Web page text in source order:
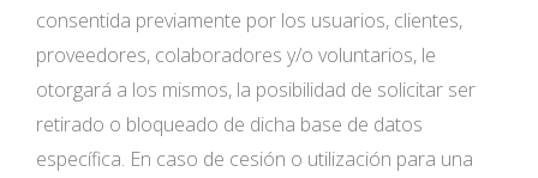
consentida previamente por los usuarios, clientes,
proveedores, colaboradores y/o voluntarios, le
otorgará a los mismos, la posibilidad de solicitar ser
retirado o bloqueado de dicha base de datos
específica. En caso de cesión o utilización para una